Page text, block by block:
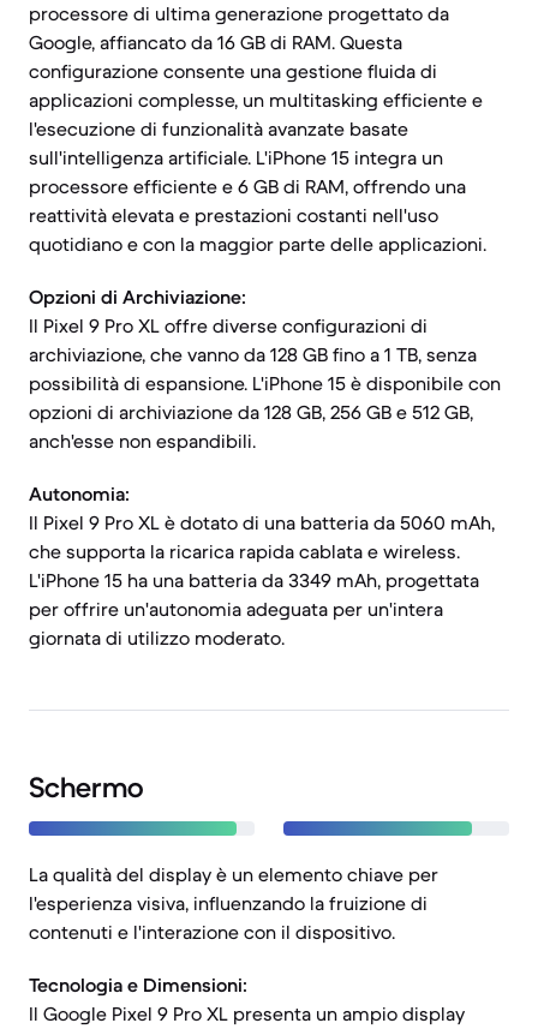
processore di ultima generazione progettato da
Google, affiancato da 16 GB di RAM. Questa
configurazione consente una gestione fluida di
applicazioni complesse, un multitasking efficiente e
l'esecuzione di funzionalità avanzate basate
sull'intelligenza artificiale. L'iPhone 15 integra un
processore efficiente e 6 GB di RAM, offrendo una
reattività elevata e prestazioni costanti nell'uso
quotidiano e con la maggior parte delle applicazioni.
Opzioni di Archiviazione:
Il Pixel 9 Pro XL offre diverse configurazioni di
archiviazione, che vanno da 128 GB fino a 1 TB, senza
possibilità di espansione. L'iPhone 15 è disponibile con
opzioni di archiviazione da 128 GB, 256 GB e 512 GB,
anch'esse non espandibili.
Autonomia:
Il Pixel 9 Pro XL è dotato di una batteria da 5060 mAh,
che supporta la ricarica rapida cablata e wireless.
L'iPhone 15 ha una batteria da 3349 mAh, progettata
per offrire un'autonomia adeguata per un'intera
giornata di utilizzo moderato.
Schermo
La qualità del display è un elemento chiave per
l'esperienza visiva, influenzando la fruizione di
contenuti e l'interazione con il dispositivo.
Tecnologia e Dimensioni:
Il Google Pixel 9 Pro XL presenta un ampio display